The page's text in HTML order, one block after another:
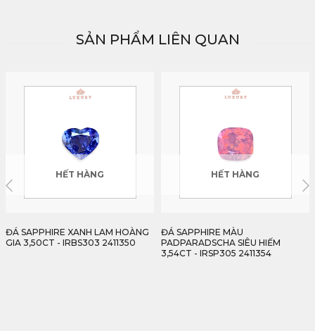
SẢN PHẨM LIÊN QUAN
HẾT HÀNG
ĐÁ SAPPHIRE MÀU
PADPARADSCHA SIÊU HIẾM
HẾT HÀNG
ĐÁ SAPPHIRE LỤC YÊN TỰ NHIÊN
100% 5,13CT - IRBS304 2411513